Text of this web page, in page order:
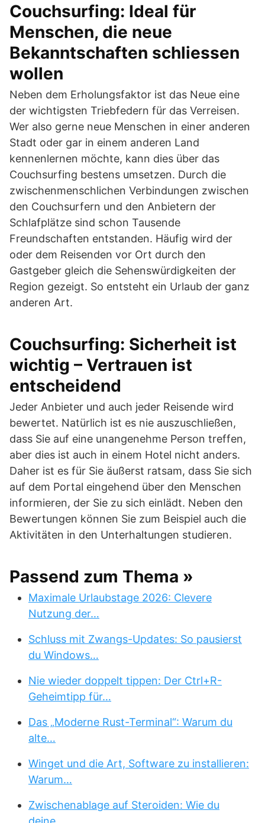
Couchsurfing: Ideal für
Menschen, die neue
Bekanntschaften schliessen
wollen
Neben dem Erholungsfaktor ist das Neue eine
der wichtigsten Triebfedern für das Verreisen.
Wer also gerne neue Menschen in einer anderen
Stadt oder gar in einem anderen Land
kennenlernen möchte, kann dies über das
Couchsurfing bestens umsetzen. Durch die
zwischenmenschlichen Verbindungen zwischen
den Couchsurfern und den Anbietern der
Schlafplätze sind schon Tausende
Freundschaften entstanden. Häufig wird der
oder dem Reisenden vor Ort durch den
Gastgeber gleich die Sehenswürdigkeiten der
Region gezeigt. So entsteht ein Urlaub der ganz
anderen Art.
Couchsurfing: Sicherheit ist
wichtig – Vertrauen ist
entscheidend
Jeder Anbieter und auch jeder Reisende wird
bewertet. Natürlich ist es nie auszuschließen,
dass Sie auf eine unangenehme Person treffen,
aber dies ist auch in einem Hotel nicht anders.
Daher ist es für Sie äußerst ratsam, dass Sie sich
auf dem Portal eingehend über den Menschen
informieren, der Sie zu sich einlädt. Neben den
Bewertungen können Sie zum Beispiel auch die
Aktivitäten in den Unterhaltungen studieren.
Passend zum Thema »
Maximale Urlaubstage 2026: Clevere
Nutzung der…
Schluss mit Zwangs-Updates: So pausierst
du Windows…
Nie wieder doppelt tippen: Der Ctrl+R-
Geheimtipp für…
Das „Moderne Rust-Terminal“: Warum du
alte…
Winget und die Art, Software zu installieren:
Warum…
Zwischenablage auf Steroiden: Wie du